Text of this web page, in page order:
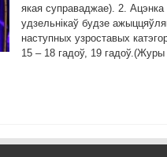
якая суправаджае). 2.
удзельнікаў будзе
наступных узроставых
15 – 18 гадоў, 19 гадоў.(Журы